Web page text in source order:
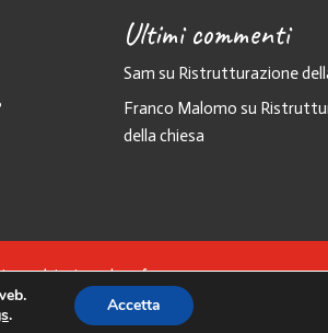
Ultimi commenti
Sam su Ristrutturazione
Franco Malomo su
della chiesa
qualsiasi modo o forma.
. Accetta